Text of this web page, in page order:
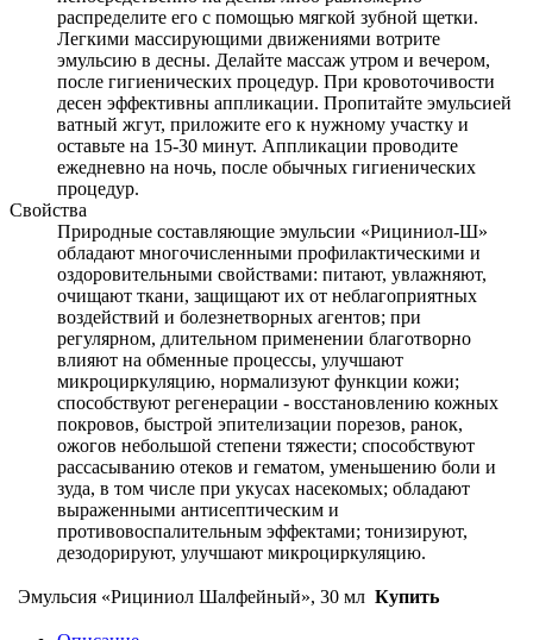
распределите его с помощью мягкой зубной щетки.
Легкими массирующими движениями вотрите
эмульсию в десны. Делайте массаж утром и вечером,
после гигиенических процедур. При кровоточивости
десен эффективны аппликации. Пропитайте эмульсией
ватный жгут, приложите его к нужному участку и
оставьте на 15-30 минут. Аппликации проводите
ежедневно на ночь, после обычных гигиенических
процедур.
Свойства
Природные составляющие эмульсии «Рициниол-Ш»
обладают многочисленными профилактическими и
оздоровительными свойствами: питают, увлажняют,
очищают ткани, защищают их от неблагоприятных
воздействий и болезнетворных агентов; при
регулярном, длительном применении благотворно
влияют на обменные процессы, улучшают
микроциркуляцию, нормализуют функции кожи;
способствуют регенерации - восстановлению кожных
покровов, быстрой эпителизации порезов, ранок,
ожогов небольшой степени тяжести; способствуют
рассасыванию отеков и гематом, уменьшению боли и
зуда, в том числе при укусах насекомых; обладают
выраженными антисептическим и
противовоспалительным эффектами; тонизируют,
дезодорируют, улучшают микроциркуляцию.
Эмульсия «Рициниол Шалфейный», 30 мл Купить